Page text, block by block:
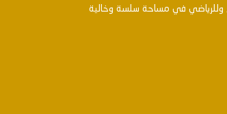
وللرياضي في مساحة سلسة وخالية